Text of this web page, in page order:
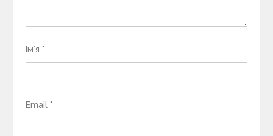
Ім’я *
Email *